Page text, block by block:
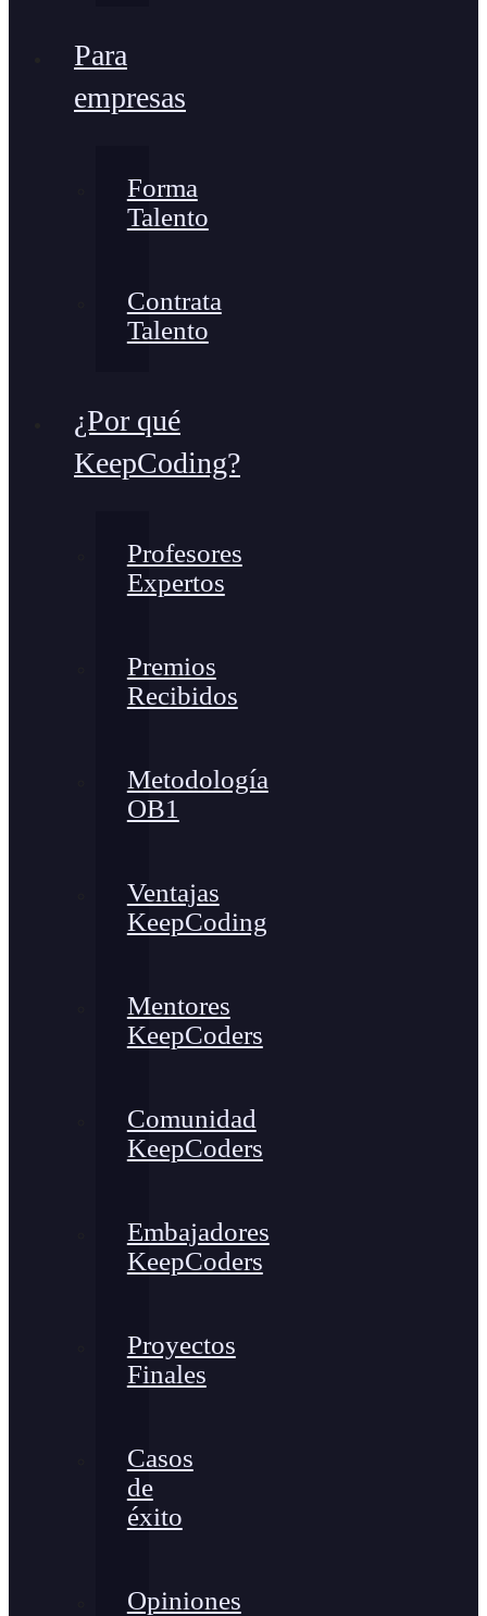
Para
empresas
Forma
Talento
Contrata
Talento
¿Por qué
KeepCoding?
Profesores
Expertos
Premios
Recibidos
Metodología
OB1
Ventajas
KeepCoding
Mentores
KeepCoders
Comunidad
KeepCoders
Embajadores
KeepCoders
Proyectos
Finales
Casos
de
éxito
Opiniones